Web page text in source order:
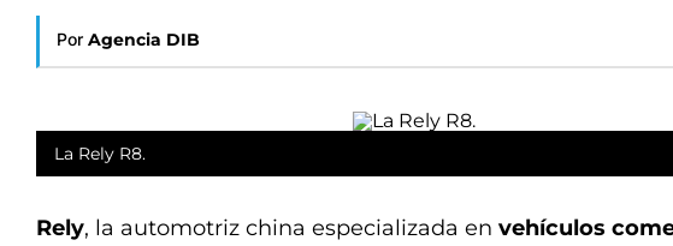
Por Agencia DIB
La Rely R8.
Rely, la automotriz china especializada en vehículos